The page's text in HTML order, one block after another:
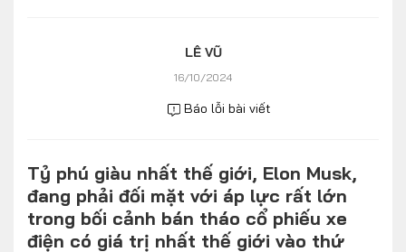
Infographics
Album ảnh
Video
LÊ VŨ
16/10/2024
Báo lỗi bài viết
Tỷ phú giàu nhất thế giới, Elon Musk,
đang phải đối mặt với áp lực rất lớn
trong bối cảnh bán tháo cổ phiếu xe
điện có giá trị nhất thế giới vào thứ